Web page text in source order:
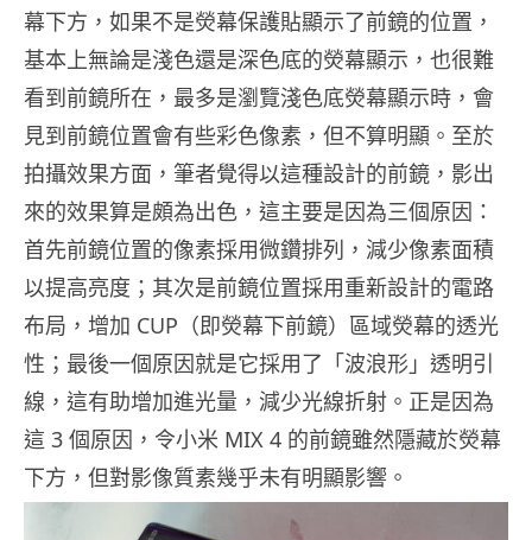
幕下方，如果不是熒幕保護貼顯示了前鏡的位置，
基本上無論是淺色還是深色底的熒幕顯示，也很難
看到前鏡所在，最多是瀏覽淺色底熒幕顯示時，會
見到前鏡位置會有些彩色像素，但不算明顯。至於
拍攝效果方面，筆者覺得以這種設計的前鏡，影出
來的效果算是頗為出色，這主要是因為三個原因：
首先前鏡位置的像素採用微鑽排列，減少像素面積
以提高亮度；其次是前鏡位置採用重新設計的電路
布局，增加 CUP（即熒幕下前鏡）區域熒幕的透光
性；最後一個原因就是它採用了「波浪形」透明引
線，這有助增加進光量，減少光線折射。正是因為
這 3 個原因，令小米 MIX 4 的前鏡雖然隱藏於熒幕
下方，但對影像質素幾乎未有明顯影響。